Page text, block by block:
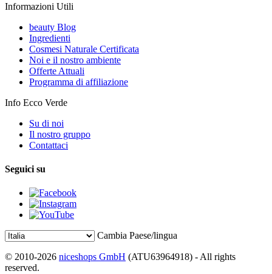
Informazioni Utili
beauty Blog
Ingredienti
Cosmesi Naturale Certificata
Noi e il nostro ambiente
Offerte Attuali
Programma di affiliazione
Info Ecco Verde
Su di noi
Il nostro gruppo
Contattaci
Seguici su
Cambia Paese/lingua
© 2010-2026 niceshops GmbH (ATU63964918) - All rights
reserved.